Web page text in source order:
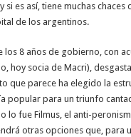
es así, tiene muchas chaces
de los argentinos.
8 años de gobierno, con
hoy socia de Macri),
que parece ha elegido la
popular para un triunfo
lo fue Filmus, el anti-
otras opciones que, para